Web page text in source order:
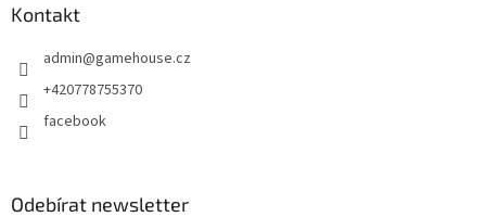
Kontakt
admin@gamehouse.cz
+420778755370
facebook
Odebírat newsletter